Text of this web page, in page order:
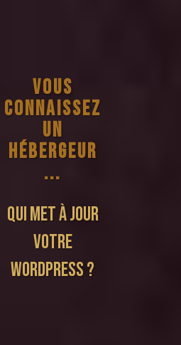
VOUS
CONNAISSEZ
UN
HÉBERGEUR
...
QUI MET À JOUR
VOTRE
WORDPRESS ?